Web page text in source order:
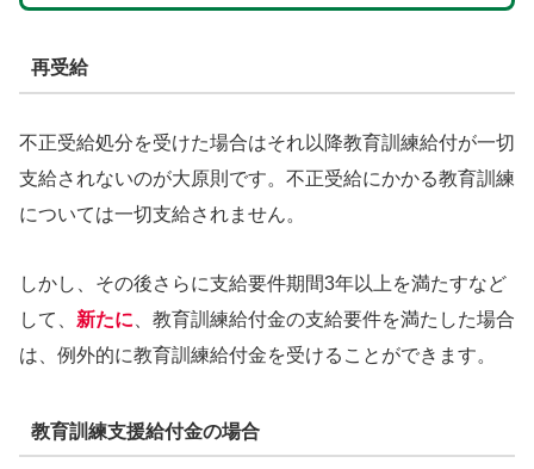
再受給
不正受給処分を受けた場合はそれ以降教育訓練給付が一切
支給されないのが大原則です。不正受給にかかる教育訓練
については一切支給されません。
しかし、その後さらに支給要件期間3年以上を満たすなど
して、 新たに 、教育訓練給付金の支給要件を満たした場合
は、例外的に教育訓練給付金を受けることができます。
教育訓練支援給付金の場合